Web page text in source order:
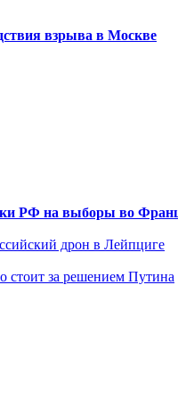
взрыва в Москве
РФ на выборы во
дрон в Лейпциге
стоит за решением Путина